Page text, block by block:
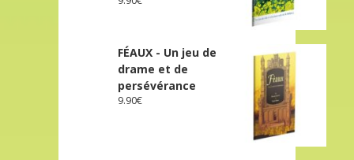
FÉAUX - Un jeu de
drame et de
persévérance
9.90€